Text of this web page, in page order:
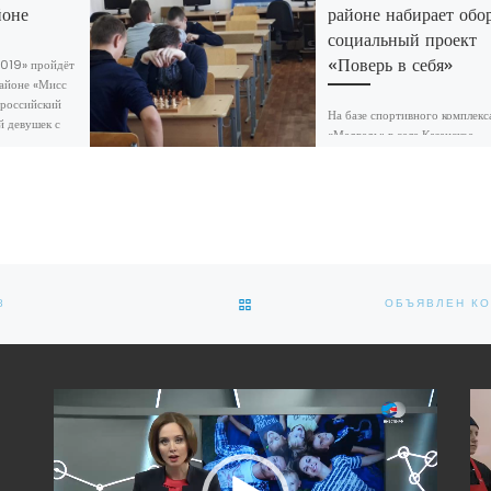
пройдёт
«Мисс
девушек с
районе набирает
социальный проект
«Поверь в себя»
На базе спортивного
«Медведь» в селе Казанское
ОБРАТНО К СПИСКУ ЗАПИСЕЙ